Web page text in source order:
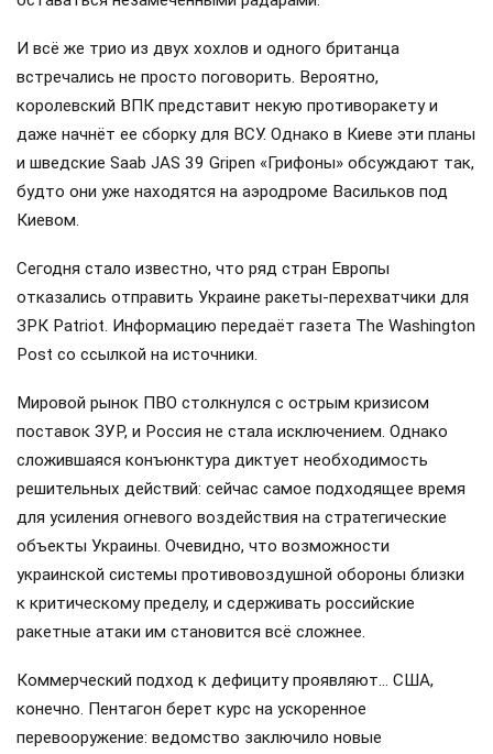
И всё же трио из двух хохлов и одного британца
встречались не просто поговорить. Вероятно,
королевский ВПК представит некую противоракету и
даже начнёт ее сборку для ВСУ. Однако в Киеве эти планы
и шведские Saab JAS 39 Gripen «Грифоны» обсуждают так,
будто они уже находятся на аэродроме Васильков под
Киевом.
Сегодня стало известно, что ряд стран Европы
отказались отправить Украине ракеты-перехватчики для
ЗРК Patriot. Информацию передаёт газета The Washington
Post со ссылкой на источники.
Мировой рынок ПВО столкнулся с острым кризисом
поставок ЗУР, и Россия не стала исключением. Однако
сложившаяся конъюнктура диктует необходимость
решительных действий: сейчас самое подходящее время
для усиления огневого воздействия на стратегические
объекты Украины. Очевидно, что возможности
украинской системы противовоздушной обороны близки
к критическому пределу, и сдерживать российские
ракетные атаки им становится всё сложнее.
Коммерческий подход к дефициту проявляют… США,
конечно. Пентагон берет курс на ускоренное
перевооружение: ведомство заключило новые